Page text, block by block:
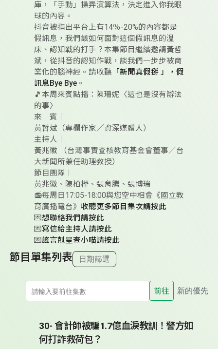
庫，「手動」操弄演算法，決定進入你我眼
球的內容。
抖音被指出平台上有14％-20%的內容都是
假訊息，我們該如何面對這個假訊息的溫
床、認知戰的打手？本集節目繼續邀請黃哲
斌，從抖音的認知作戰，談我們一步步被商
業化的腦神經。請收聽 「新聞真假掰 」，假
訊息Bye Bye 。
🎵本周來賓點播：陳珊妮〈這也是沒有辦法
的事〉
來 賓｜
黃哲斌（專欄作家／資深媒體人）
主持人｜
黃兆徽 （台灣事實查核教育基金會董事／台
大新聞所兼任助理教授）
節目團隊︱
黃兆徽、陳柏樺、張育騰、張博瑞
📻每周日17:05-18:00與您空中相會《國立教
育廣播電台》 收聽更多節目集次請按此
💌想聯絡我們請按此
💌寫信給主持人請按此
💌謠言剋星查小喵請按此
節目單集列表 日期篩選
前往 新的優先
30- 會計師被騙1.7億血淚教訓！警方如
何打詐救荷包？